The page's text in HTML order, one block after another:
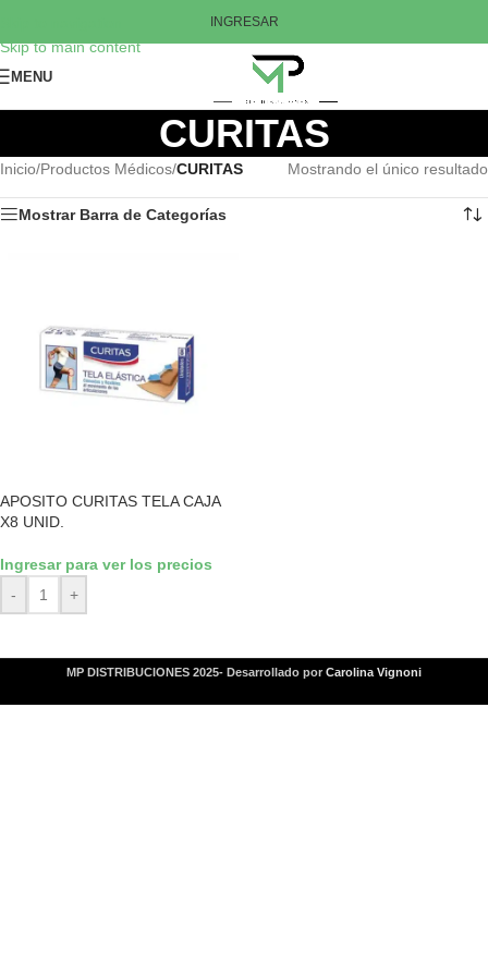
Skip to main content
INGRESAR
MENU
CURITAS
Inicio/Productos Médicos/CURITAS Mostrando el único resultado
Mostrar Barra de Categorías
APOSITO CURITAS TELA CAJA
X8 UNID.
Ingresar para ver los precios
-
+
MP DISTRIBUCIONES 2025- Desarrollado por Carolina Vignoni